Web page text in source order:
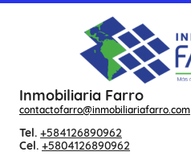
Inmobiliaria Farro
contactofarro@inmobiliariafarro.com
Tel. +584126890962
Cel. +5804126890962